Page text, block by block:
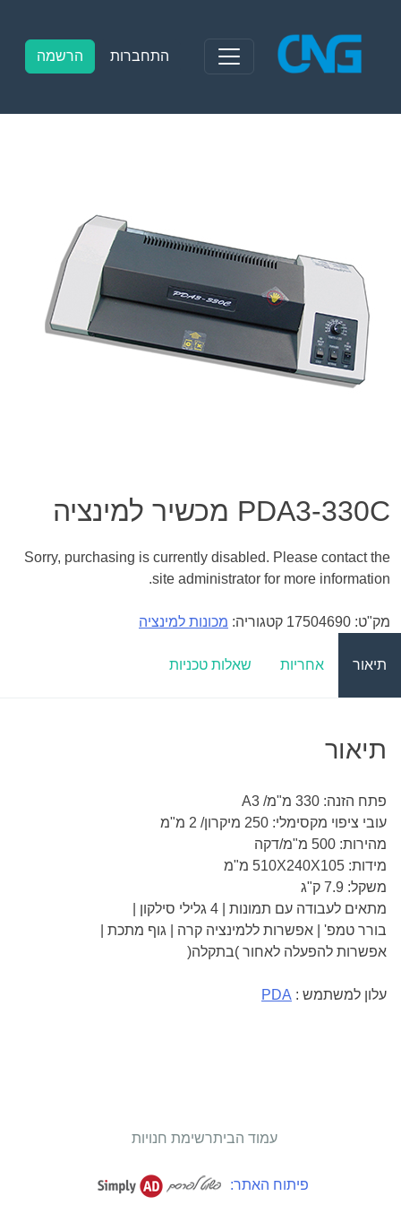
content
התחברות הרשמה
PDA3-330C מכשיר למינציה
Sorry, purchasing is currently disabled. Please contact the
site administrator for more information.
מק"ט: 17504690 קטגוריה: מכונות למינציה
תיאור אחריות שאלות טכניות
תיאור
פתח הזנה: 330 מ"מ/ A3
עובי ציפוי מקסימלי: 250 מיקרון/ 2 מ"מ
מהירות: 500 מ"מ/דקה
מידות: 510X240X105 מ"מ
משקל: 7.9 ק"ג
מתאים לעבודה עם תמונות | 4 גלילי סילקון |
בורר טמפ' | אפשרות ללמינציה קרה | גוף מתכת |
אפשרות להפעלה לאחור )בתקלה(
עלון למשתמש : PDA
עמוד הביתרשימת חנויות
פיתוח האתר: